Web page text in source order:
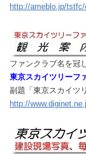
http://ameblo.jp/tstfc/
ファンクラブ名を冠
東京スカイツリーフ
副題「東京スカイツ
http://